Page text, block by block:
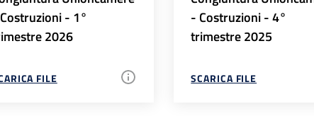
- 1°
2026
FILE
- Costruzioni - 4°
trimestre 2025
SCARICA FILE